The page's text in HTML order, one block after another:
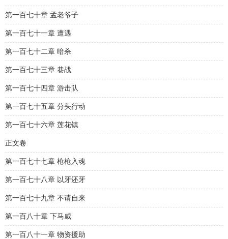
第一百七十章 孟老爷子
第一百七十一章 遭遇
第一百七十二章 暗杀
第一百七十三章 巷战
第一百七十四章 游击队
第一百七十五章 分头行动
第一百七十六章 莲花镇
正文卷
第一百七十七章 枪枪入魂
第一百七十八章 以牙还牙
第一百七十九章 不请自来
第一百八十章 下马威
第一百八十一章 物资援助